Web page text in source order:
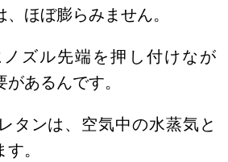
ほぼ膨らみません。
ズル先端を押し付けなが
あるんです。
タンは、空気中の水蒸気と
。